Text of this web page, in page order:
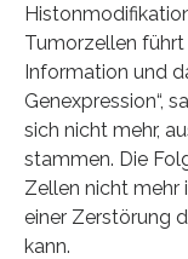
Tumorzellen
Information und
Genexpression“,
sich nicht mehr,
stammen. Die
Zellen nicht mehr
einer Zerstörung
kann.